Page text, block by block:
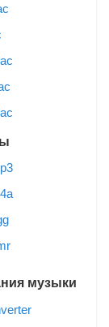
музыки